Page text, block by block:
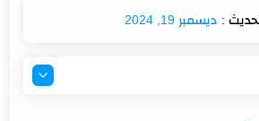
ديسمبر 19, 2024